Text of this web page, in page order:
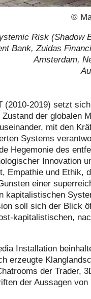
©
Risk (Shadow
Bank, Zuidas
Amsterdam,
(2010-2019) setzt
der globalen
mit den
Systems
Hegemonie des
Innovation
Empathie und Ethik,
einer
kapitalistischen
soll sich der Blick
kapitalistischen,
Installation
erzeugte
der Trader,
der Aussagen von